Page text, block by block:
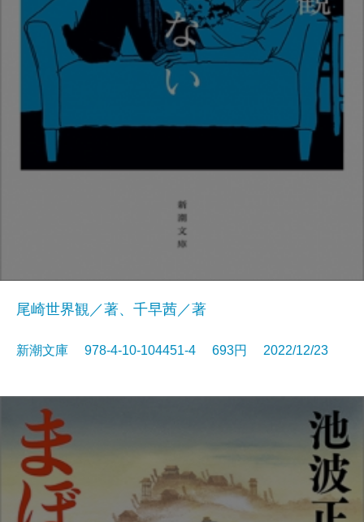
尾崎世界観／著、千早茜／著
新潮文庫 978-4-10-104451-4 693円 2022/12/23